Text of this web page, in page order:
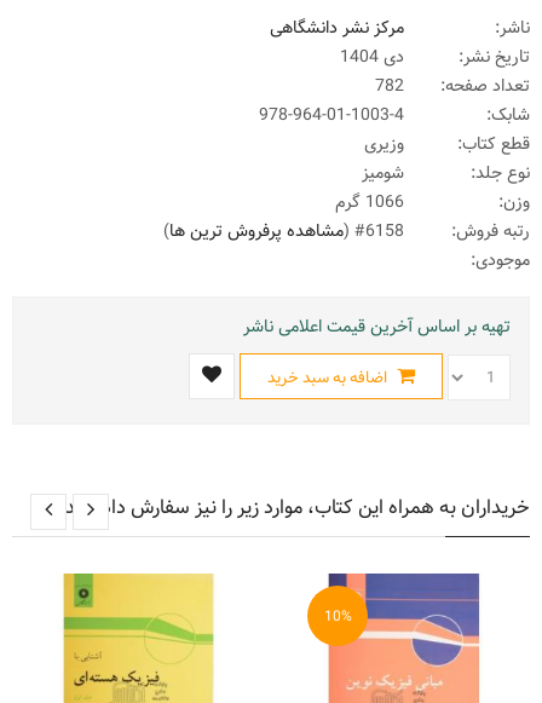
ناشر:
مرکز نشر دانشگاهی
تاریخ نشر:
دی 1404
تعداد صفحه:
شابک:
978-964-01-1003-4
قطع کتاب:
وزیری
نوع جلد:
شومیز
وزن:
رتبه فروش:
#6158 ( مشاهده پرفروش ترین ها)
موجودی:
تهیه بر اساس آخرین قیمت اعلامی ناشر
اضافه به سبد خرید
خریداران به همراه این کتاب، موارد زیر را نیز سفارش داده اند
10%